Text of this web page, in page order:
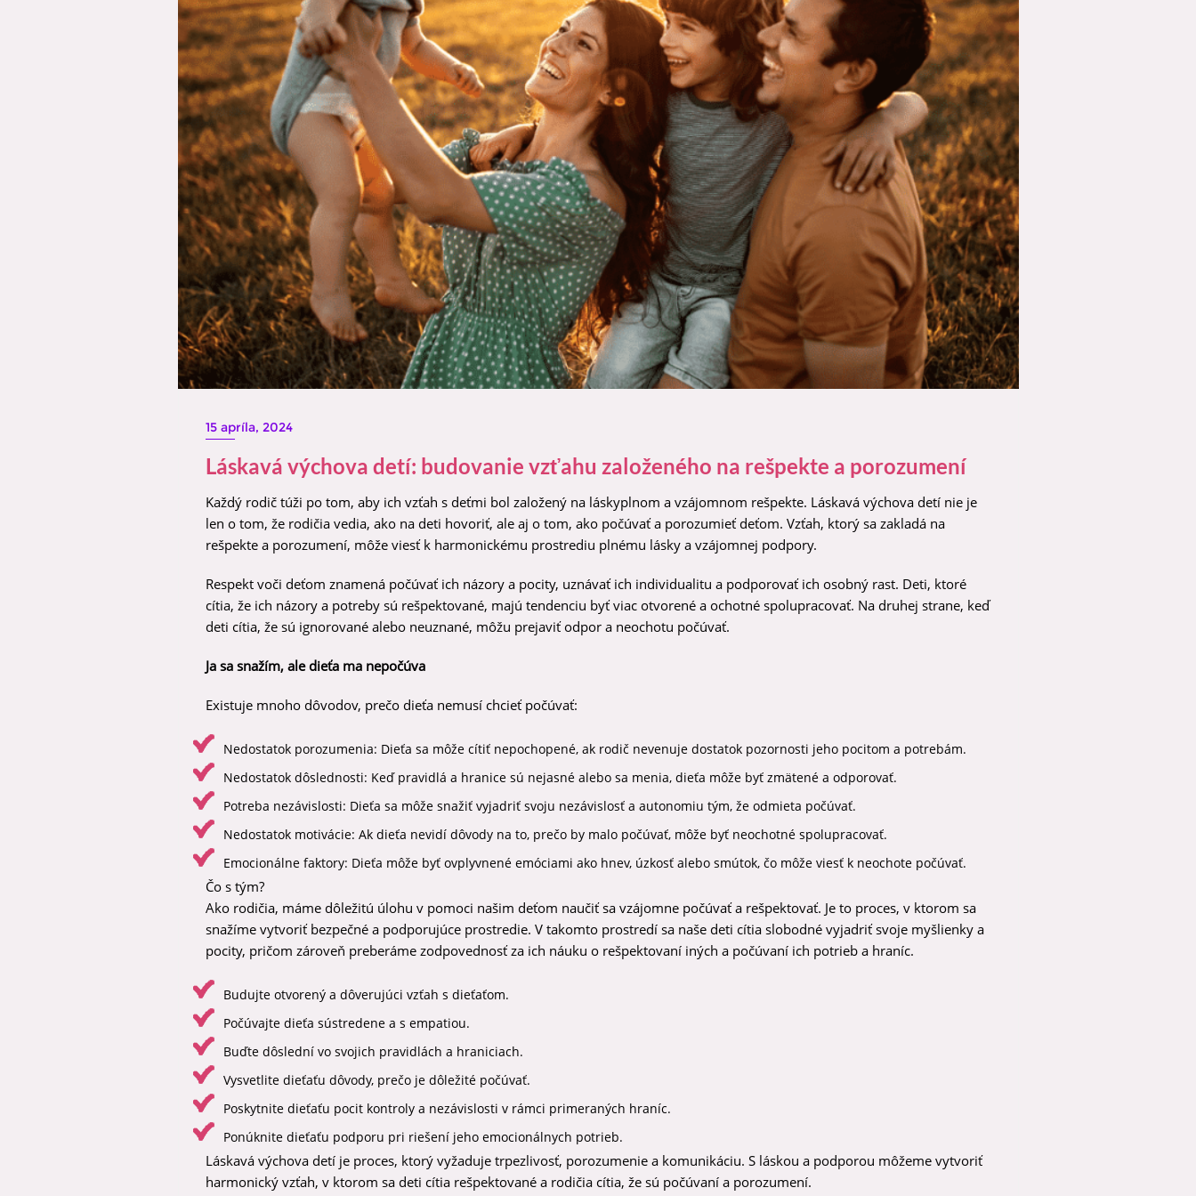
15 apríla, 2024
Láskavá výchova detí: budovanie vzťahu založeného na rešpekte a porozumení
Každý rodič túži po tom, aby ich vzťah s deťmi bol založený na láskyplnom a vzájomnom rešpekte. Láskavá výchova detí nie je
len o tom, že rodičia vedia, ako na deti hovoriť, ale aj o tom, ako počúvať a porozumieť deťom. Vzťah, ktorý sa zakladá na
rešpekte a porozumení, môže viesť k harmonickému prostrediu plnému lásky a vzájomnej podpory.
Respekt voči deťom znamená počúvať ich názory a pocity, uznávať ich individualitu a podporovať ich osobný rast. Deti, ktoré
cítia, že ich názory a potreby sú rešpektované, majú tendenciu byť viac otvorené a ochotné spolupracovať. Na druhej strane, keď
deti cítia, že sú ignorované alebo neuznané, môžu prejaviť odpor a neochotu počúvať.
Ja sa snažím, ale dieťa ma nepočúva
Existuje mnoho dôvodov, prečo dieťa nemusí chcieť počúvať:
Nedostatok porozumenia: Dieťa sa môže cítiť nepochopené, ak rodič nevenuje dostatok pozornosti jeho pocitom a potrebám.
Nedostatok dôslednosti: Keď pravidlá a hranice sú nejasné alebo sa menia, dieťa môže byť zmätené a odporovať.
Potreba nezávislosti: Dieťa sa môže snažiť vyjadriť svoju nezávislosť a autonomiu tým, že odmieta počúvať.
Nedostatok motivácie: Ak dieťa nevidí dôvody na to, prečo by malo počúvať, môže byť neochotné spolupracovať.
Emocionálne faktory: Dieťa môže byť ovplyvnené emóciami ako hnev, úzkosť alebo smútok, čo môže viesť k neochote počúvať.
Čo s tým?
Ako rodičia, máme dôležitú úlohu v pomoci našim deťom naučiť sa vzájomne počúvať a rešpektovať. Je to proces, v ktorom sa
snažíme vytvoriť bezpečné a podporujúce prostredie. V takomto prostredí sa naše deti cítia slobodné vyjadriť svoje myšlienky a
pocity, pričom zároveň preberáme zodpovednosť za ich náuku o rešpektovaní iných a počúvaní ich potrieb a hraníc.
Budujte otvorený a dôverujúci vzťah s dieťaťom.
Počúvajte dieťa sústredene a s empatiou.
Buďte dôslední vo svojich pravidlách a hraniciach.
Vysvetlite dieťaťu dôvody, prečo je dôležité počúvať.
Poskytnite dieťaťu pocit kontroly a nezávislosti v rámci primeraných hraníc.
Ponúknite dieťaťu podporu pri riešení jeho emocionálnych potrieb.
Láskavá výchova detí je proces, ktorý vyžaduje trpezlivosť, porozumenie a komunikáciu. S láskou a podporou môžeme vytvoriť
harmonický vzťah, v ktorom sa deti cítia rešpektované a rodičia cítia, že sú počúvaní a porozumení.